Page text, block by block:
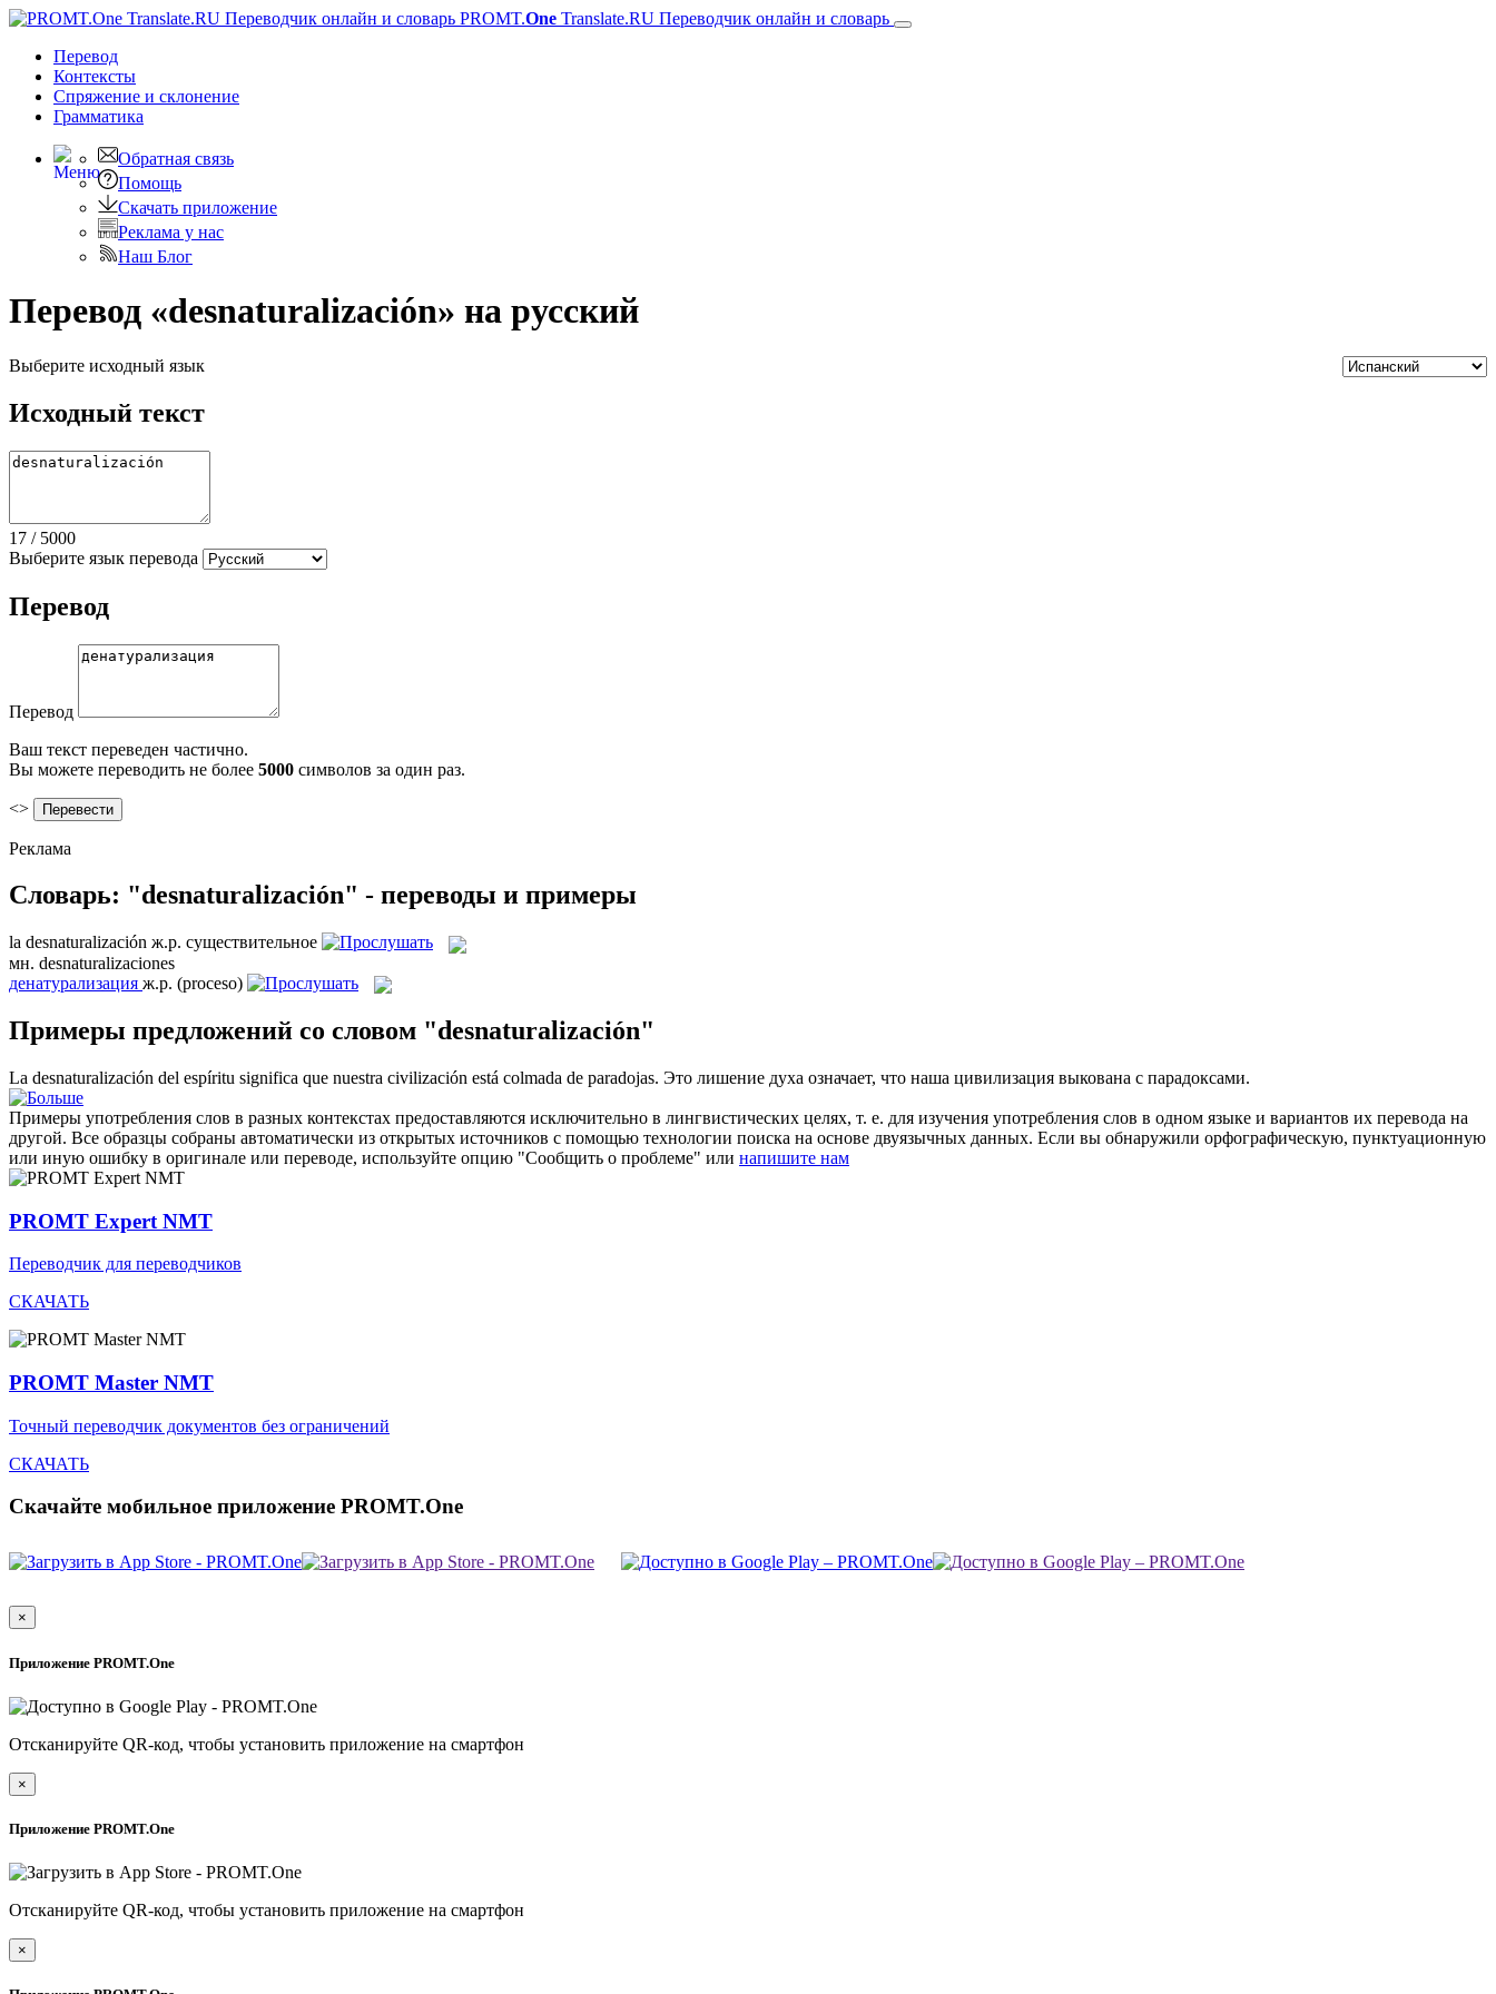
PROMT.One Translate.RU Переводчик онлайн и словарь
Перевод
Контексты
Спряжение и склонение
Грамматика
Обратная связь
Помощь
Скачать приложение
Реклама у нас
Наш Блог
Перевод «desnaturalización» на русский
Выберите исходный язык
Исходный текст
17 / 5000
Выберите язык перевода
Перевод
Перевод
Ваш текст переведен частично.
Вы можете переводить не более 5000 символов за один раз.
<>
Реклама
Словарь: "desnaturalización" - переводы и примеры
la desnaturalización ж.р. существительное
мн. desnaturalizaciones
денатурализация ж.р. (proceso)
Примеры предложений со словом "desnaturalización"
La desnaturalización del espíritu significa que nuestra civilización está colmada de paradojas. Это лишение духа означает, что наша цивилизация выкована с парадоксами.
Примеры употребления слов в разных контекстах предоставляются исключительно в лингвистических целях, т. е. для изучения употребления слов в одном языке и вариантов их перевода на
другой. Все образцы собраны автоматически из открытых источников с помощью технологии поиска на основе двуязычных данных. Если вы обнаружили орфографическую, пунктуационную
или иную ошибку в оригинале или переводе, используйте опцию "Сообщить о проблеме" или напишите нам
PROMT Expert NMT
Переводчик для переводчиков
СКАЧАТЬ
PROMT Master NMT
Точный переводчик документов без ограничений
СКАЧАТЬ
Скачайте мобильное приложение PROMT.One
×
Приложение PROMT.One
Отсканируйте QR-код, чтобы установить приложение на смартфон
×
Приложение PROMT.One
Отсканируйте QR-код, чтобы установить приложение на смартфон
×